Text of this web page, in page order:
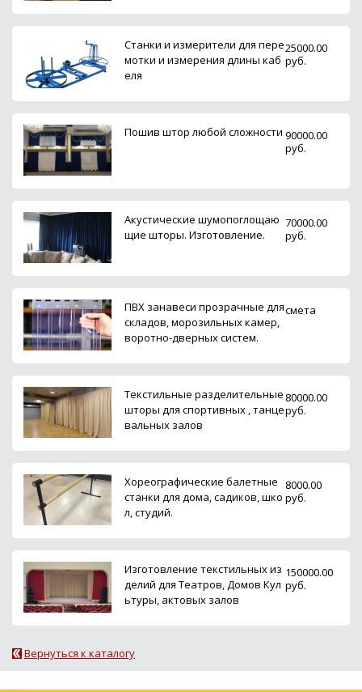
Станки и измерители для пере
мотки и измерения длины каб
еля
25000.00
руб.
Пошив штор любой сложности 90000.00
руб.
Акустические шумопоглощаю
щие шторы. Изготовление.
70000.00
руб.
ПВХ занавеси прозрачные для
складов, морозильных камер,
воротно-дверных систем.
смета
Текстильные разделительные
шторы для спортивных , танце
вальных залов
80000.00
руб.
Хореографические балетные
станки для дома, садиков, шко
л, студий.
8000.00
руб.
Изготовление текстильных из
делий для Театров, Домов Кул
ьтуры, актовых залов
150000.00
руб.
Вернуться к каталогу